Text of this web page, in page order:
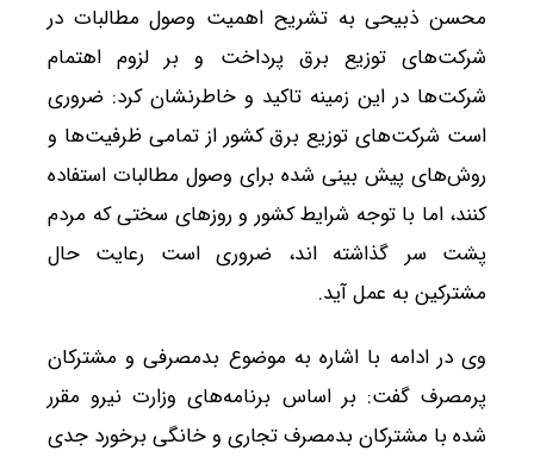
محسن ذبیحی به تشریح اهمیت وصول مطالبات در
شرکت‌های توزیع برق پرداخت و بر لزوم اهتمام
شرکت‌ها در این زمینه تاکید و خاطرنشان کرد: ضروری
است شرکت‌های توزیع برق کشور از تمامی ظرفیت‌ها و
روش‌های پیش بینی شده برای وصول مطالبات استفاده
کنند، اما با توجه شرایط کشور و روزهای سختی که مردم
پشت سر گذاشته اند، ضروری است رعایت حال
مشترکین به عمل آید.
وی در ادامه با اشاره به موضوع بدمصرفی و مشترکان
پرمصرف گفت: بر اساس برنامه‌های وزارت نیرو مقرر
شده با مشترکان بدمصرف تجاری و خانگی برخورد جدی